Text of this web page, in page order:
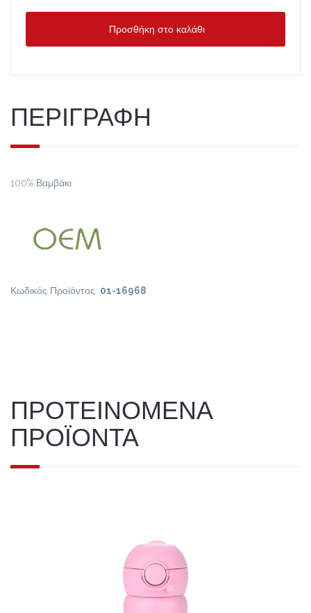
Προσθήκη στο καλάθι
ΠΕΡΙΓΡΑΦΗ
100% Βαμβάκι
Κωδικός Προϊόντος: 01-16968
ΠΡΟΤΕΙΝΟΜΕΝΑ
ΠΡΟΪΟΝΤΑ